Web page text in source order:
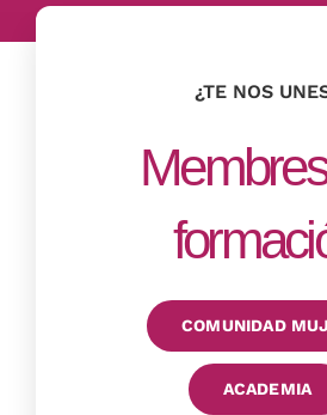
¿TE NOS
COMUNIDAD
ACADEMIA